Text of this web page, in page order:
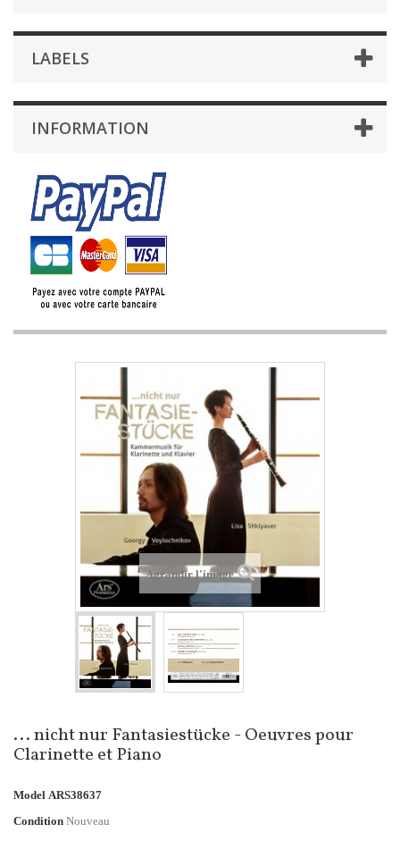
LABELS
INFORMATION
Agrandir l'image
... nicht nur Fantasiestücke - Oeuvres pour
Clarinette et Piano
Model ARS38637
Condition Nouveau